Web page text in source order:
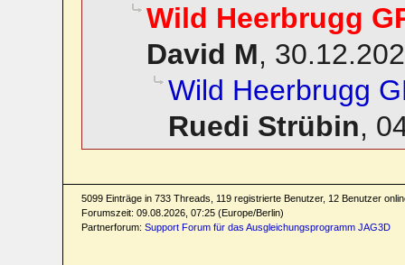
Wild Heerbrugg
David M,
Wild Heerbrugg
Ruedi Strübin,
5099 Einträge in 733 Threads, 119 registrierte Benutzer, 12 Benutzer
Forumszeit: 09.08.2026, 07:25 (Europe/Berlin)
Partnerforum: Support Forum für das Ausgleichungsprogramm JAG3D